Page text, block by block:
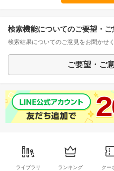
検索機能についてのご要望・ご
検索結果についてのご意見をお聞かせく
ご要望・ご
ライブラリ ランキング クー